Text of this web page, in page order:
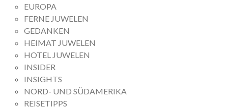
EUROPA
FERNE JUWELEN
GEDANKEN
HEIMAT JUWELEN
HOTEL JUWELEN
INSIDER
INSIGHTS
NORD- UND SÜDAMERIKA
REISETIPPS